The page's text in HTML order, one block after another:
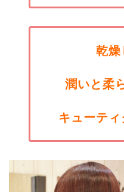
乾燥
潤いと柔
キューテ